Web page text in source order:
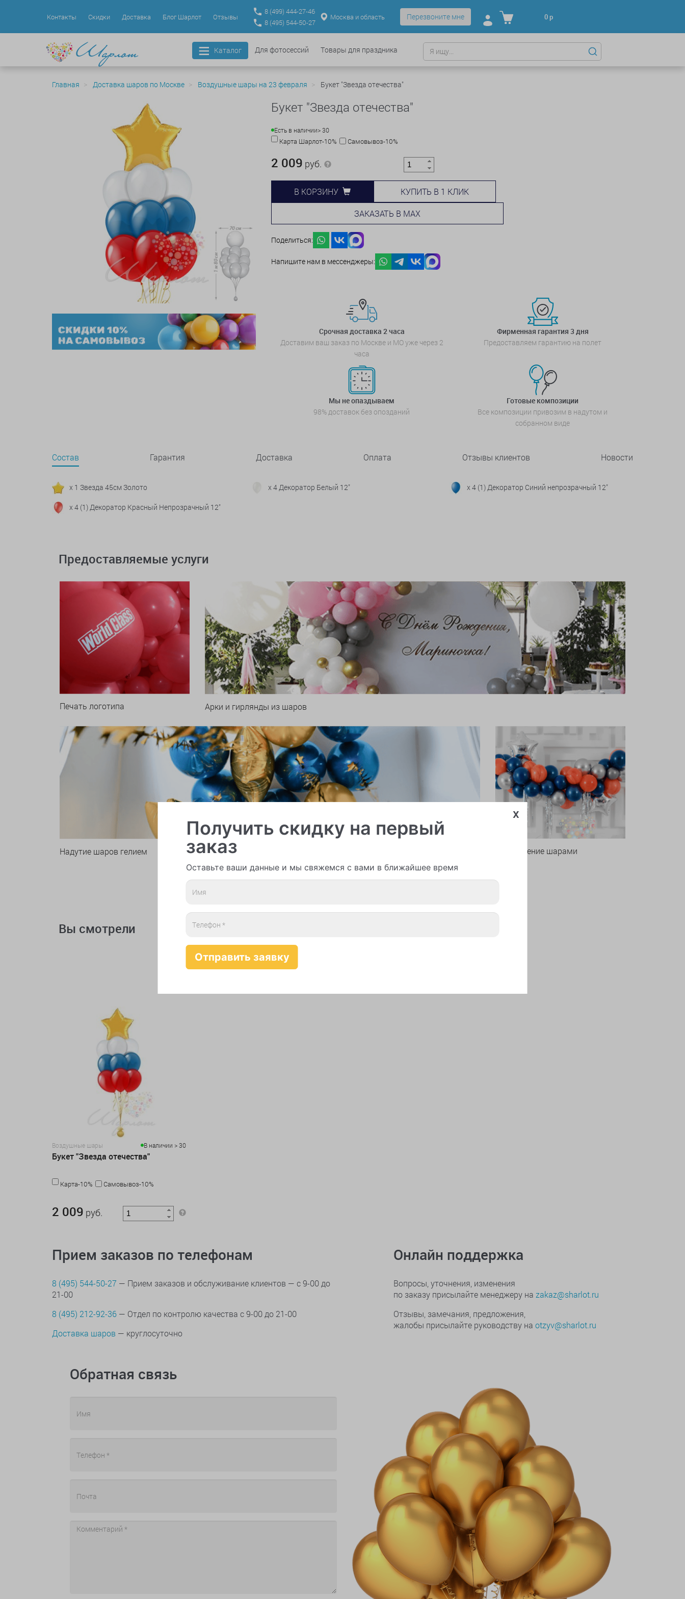
Контакты Скидки Доставка Блог Шарлот Отзывы
8 (499) 444-27-46
8 (495) 544-50-27
Москва и область Перезвоните мне 0р
Каталог Для фотосессий Товары для праздника
Главная Доставка шаров по Москве Воздушные шары на 23 февраля Букет "Звезда отечества"
Букет "Звезда отечества"
Есть в наличии> 30
Карта Шарлот-10% Самовывоз-10%
2 009 руб.
В КОРЗИНУ КУПИТЬ В 1 КЛИК
ЗАКАЗАТЬ В MAX
Поделиться:
Напишите нам в мессенджеры:
Срочная доставка 2 часа
Доставим ваш заказ по Москве и МО уже через 2
часа
Фирменная гарантия 3 дня
Предоставляем гарантию на полет
Мы не опаздываем
98% доставок без опозданий
Готовые композиции
Все композиции привозим в надутом и
собранном виде
Состав Гарантия Доставка Оплата Отзывы клиентов Новости
x 1 Звезда 45см Золото x 4 Декоратор Белый 12" x 4 (1) Декоратор Синий непрозрачный 12"
x 4 (1) Декоратор Красный Непрозрачный 12"
Предоставляемые услуги
Печать логотипа Арки и гирлянды из шаров
Надутие шаров гелием Оформление шарами
Смотреть все
Вы смотрели
Воздушные шары В наличии > 30
Букет "Звезда отечества"
Карта-10%
Самовывоз-10%
2 009 руб.
Прием заказов по телефонам
8 (495) 544-50-27 — Прием заказов и обслуживание клиентов — с 9-00 до
21-00
8 (495) 212-92-36 — Отдел по контролю качества с 9-00 до 21-00
Доставка шаров — круглосуточно
Онлайн поддержка
Вопросы, уточнения, изменения
по заказу присылайте менеджеру на zakaz@sharlot.ru
Отзывы, замечания, предложения,
жалобы присылайте руководству на otzyv@sharlot.ru
Обратная связь
x
Получить скидку на первый
заказ
Оставьте ваши данные и мы свяжемся с вами в ближайшее время